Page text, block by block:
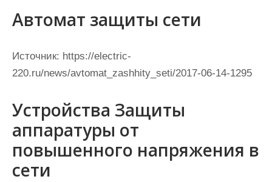
Автомат защиты сети
Источник: https://electric-
220.ru/news/avtomat_zashhity_seti/2017-06-14-1295
Устройства Защиты
аппаратуры от
повышенного напряжения в
сети